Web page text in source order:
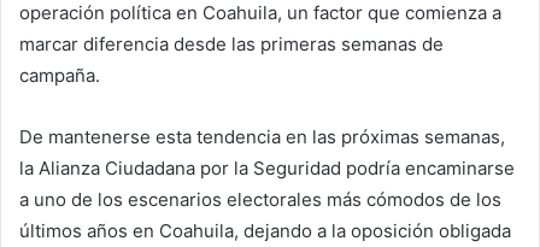
operación política en Coahuila, un factor que comienza a
marcar diferencia desde las primeras semanas de
campaña.
De mantenerse esta tendencia en las próximas semanas,
la Alianza Ciudadana por la Seguridad podría encaminarse
a uno de los escenarios electorales más cómodos de los
últimos años en Coahuila, dejando a la oposición obligada